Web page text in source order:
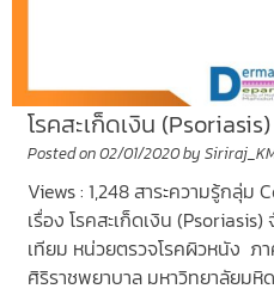
โรคสะเก็ดเงิน (Psoriasis)
Posted on02/01/2020by
Views : 1,248 สาระความรู้กลุ่
เรื่อง โรคสะเก็ดเงิน
เทียม หน่วยตรวจโรคผิวหนัง ภ
ศิริราชพยาบาล มหาวิทยาลัยมหิ